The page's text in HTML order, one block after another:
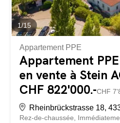
1/15
Appartement PPE
Appartement
en vente à Stein
CHF 822'000.-CHF
Rheinbrückstrasse 18,
Rez-de-chaussée